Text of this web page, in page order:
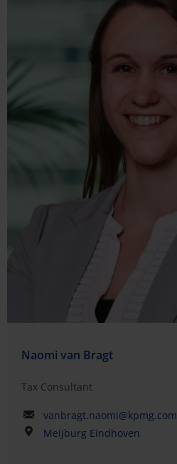
Naomi van Bragt
Tax Consultant
vanbragt.naomi@kpmg.com
Meijburg Eindhoven